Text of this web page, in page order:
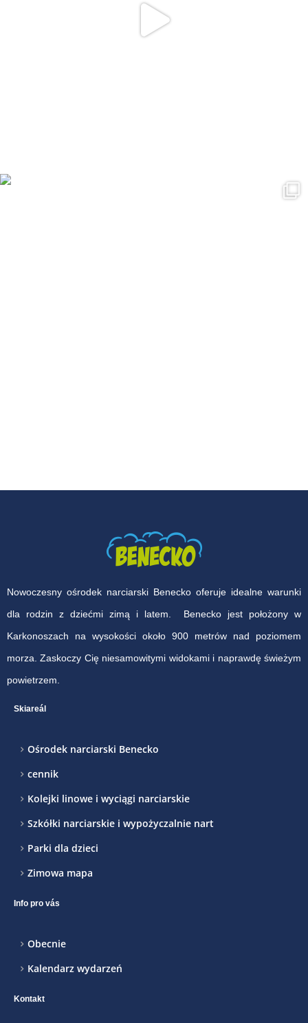
Nowoczesny ośrodek narciarski Benecko oferuje idealne warunki
dla rodzin z dziećmi zimą i latem. Benecko jest położony w
Karkonoszach na wysokości około 900 metrów nad poziomem
morza. Zaskoczy Cię niesamowitymi widokami i naprawdę świeżym
powietrzem.
Skiareál
Ośrodek narciarski Benecko
cennik
Kolejki linowe i wyciągi narciarskie
Szkółki narciarskie i wypożyczalnie nart
Parki dla dzieci
Zimowa mapa
Info pro vás
Obecnie
Kalendarz wydarzeń
Kontakt